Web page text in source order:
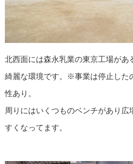
北西面には森永乳業の東京工場があ
綺麗な環境です。※事業は停止した
性あり。
周りにはいくつものベンチがあり広
すくなってます。